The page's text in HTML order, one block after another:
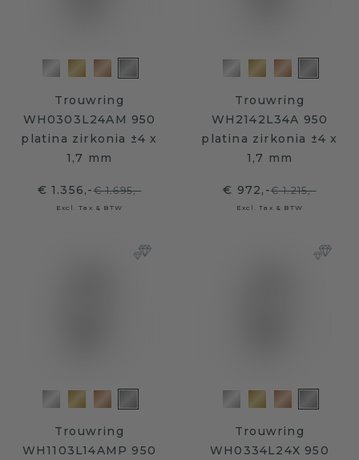
Trouwring
WH0303L24AM 950
platina zirkonia ±4 x
1,7 mm
€ 1.356,-€ 1.695,-
Excl. Tax & BTW
Trouwring
WH2142L34A 950
platina zirkonia ±4 x
1,7 mm
€ 972,-€ 1.215,-
Excl. Tax & BTW
Trouwring
WH1103L14AMP 950
Trouwring
WH0334L24X 950